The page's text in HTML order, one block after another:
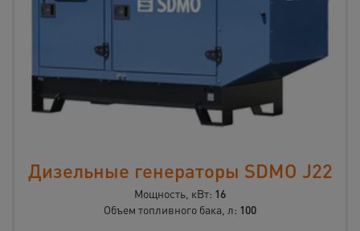
Дизельные генераторы SDMO J22
Мощность, кВт: 16
Объем топливного бака, л: 100